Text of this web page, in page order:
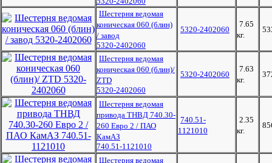
Шестерня ведомая
коническая 060 (блин)
/ завод
5320-2402060
5320-2402060
7.65
кг.
Шестерня ведомая
коническая 060 (блин)/
ZTD
5320-2402060
5320-2402060
7.63
кг.
Шестерня ведомая
привода ТНВД 740.30-
260 Евро 2 / ПАО
КамАЗ
740.51-1121010
740.51-
1121010
2.35
кг.
Шестерня ведомая